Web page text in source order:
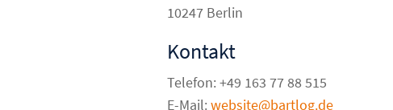
10247 Berlin
Kontakt
Telefon: +49 163 77 88 515
E-Mail:website@bartlog.de